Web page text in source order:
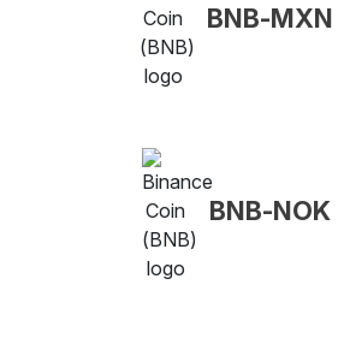
BNB-MXN
BNB-NOK